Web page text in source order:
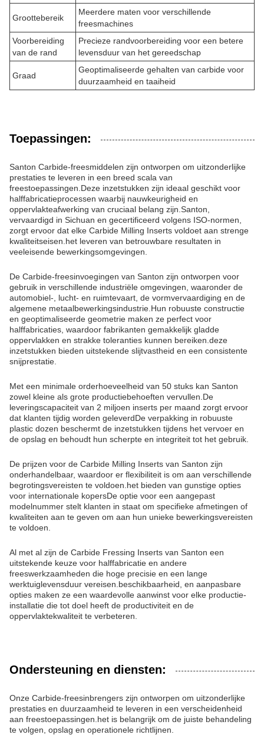
Groottebereik
Meerdere maten voor verschillende
freesmachines
Voorbereiding
van de rand
Precieze randvoorbereiding voor een betere
levensduur van het gereedschap
Graad
Geoptimaliseerde gehalten van carbide voor
duurzaamheid en taaiheid
Toepassingen:
Santon Carbide-freesmiddelen zijn ontworpen om uitzonderlijke
prestaties te leveren in een breed scala van
freestoepassingen.Deze inzetstukken zijn ideaal geschikt voor
halffabricatieprocessen waarbij nauwkeurigheid en
oppervlakteafwerking van cruciaal belang zijn.Santon,
vervaardigd in Sichuan en gecertificeerd volgens ISO-normen,
zorgt ervoor dat elke Carbide Milling Inserts voldoet aan strenge
kwaliteitseisen.het leveren van betrouwbare resultaten in
veeleisende bewerkingsomgevingen.
De Carbide-freesinvoegingen van Santon zijn ontworpen voor
gebruik in verschillende industriële omgevingen, waaronder de
automobiel-, lucht- en ruimtevaart, de vormvervaardiging en de
algemene metaalbewerkingsindustrie.Hun robuuste constructie
en geoptimaliseerde geometrie maken ze perfect voor
halffabricaties, waardoor fabrikanten gemakkelijk gladde
oppervlakken en strakke toleranties kunnen bereiken.deze
inzetstukken bieden uitstekende slijtvastheid en een consistente
snijprestatie.
Met een minimale orderhoeveelheid van 50 stuks kan Santon
zowel kleine als grote productiebehoeften vervullen.De
leveringscapaciteit van 2 miljoen inserts per maand zorgt ervoor
dat klanten tijdig worden geleverdDe verpakking in robuuste
plastic dozen beschermt de inzetstukken tijdens het vervoer en
de opslag en behoudt hun scherpte en integriteit tot het gebruik.
De prijzen voor de Carbide Milling Inserts van Santon zijn
onderhandelbaar, waardoor er flexibiliteit is om aan verschillende
begrotingsvereisten te voldoen.het bieden van gunstige opties
voor internationale kopersDe optie voor een aangepast
modelnummer stelt klanten in staat om specifieke afmetingen of
kwaliteiten aan te geven om aan hun unieke bewerkingsvereisten
te voldoen.
Al met al zijn de Carbide Fressing Inserts van Santon een
uitstekende keuze voor halffabricatie en andere
freeswerkzaamheden die hoge precisie en een lange
werktuiglevensduur vereisen.beschikbaarheid, en aanpasbare
opties maken ze een waardevolle aanwinst voor elke productie-
installatie die tot doel heeft de productiviteit en de
oppervlaktekwaliteit te verbeteren.
Ondersteuning en diensten:
Onze Carbide-freesinbrengers zijn ontworpen om uitzonderlijke
prestaties en duurzaamheid te leveren in een verscheidenheid
aan freestoepassingen.het is belangrijk om de juiste behandeling
te volgen, opslag en operationele richtlijnen.